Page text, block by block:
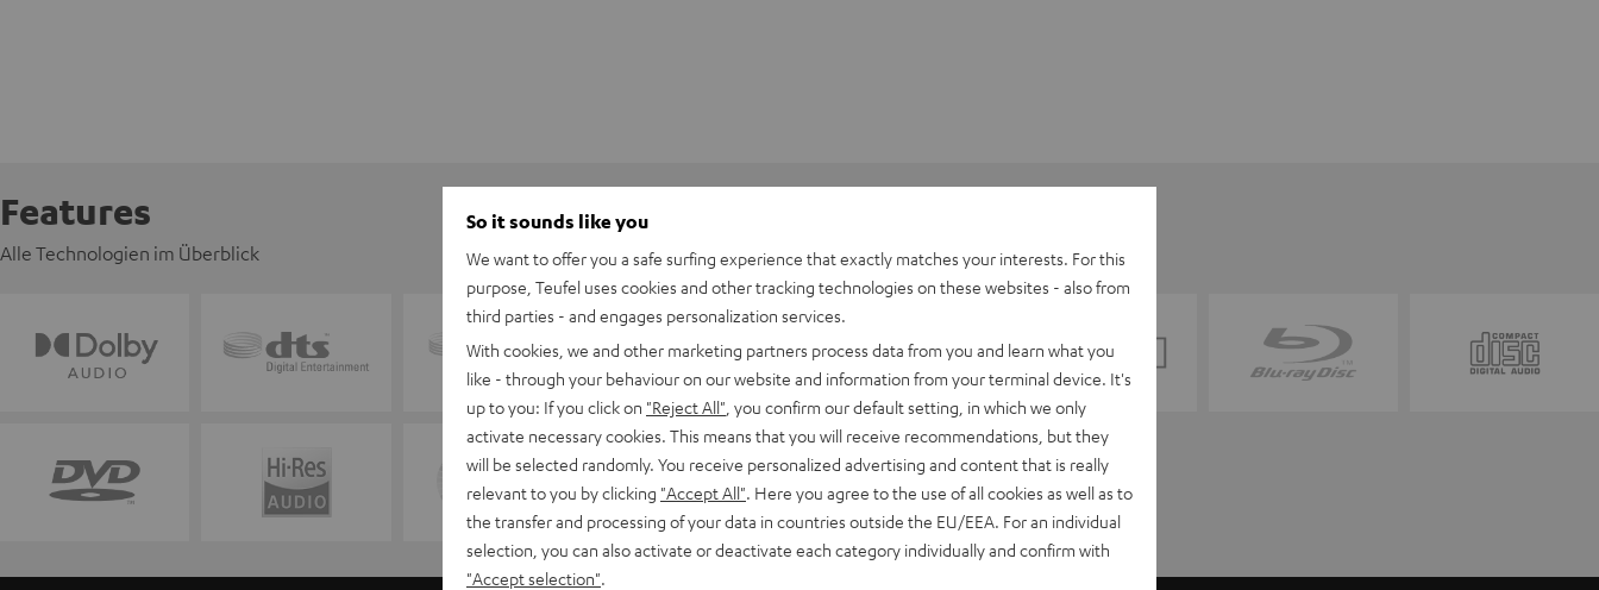
Features
Alle Technologien im Überblick
So it sounds like you
We want to offer you a safe surfing experience that exactly matches your interests. For this
purpose, Teufel uses cookies and other tracking technologies on these websites - also from
third parties - and engages personalization services.
With cookies, we and other marketing partners process data from you and learn what you
like - through your behaviour on our website and information from your terminal device. It's
up to you: If you click on "Reject All" , you confirm our default setting, in which we only
activate necessary cookies. This means that you will receive recommendations, but they
will be selected randomly. You receive personalized advertising and content that is really
relevant to you by clicking "Accept All" . Here you agree to the use of all cookies as well as to
the transfer and processing of your data in countries outside the EU/EEA. For an individual
selection, you can also activate or deactivate each category individually and confirm with
"Accept selection"